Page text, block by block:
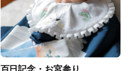
百日記念・お宮参り